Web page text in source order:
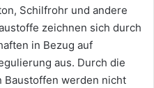
Schilfrohr und andere
zeichnen sich durch
in Bezug auf
aus. Durch die
Baustoffen werden nicht